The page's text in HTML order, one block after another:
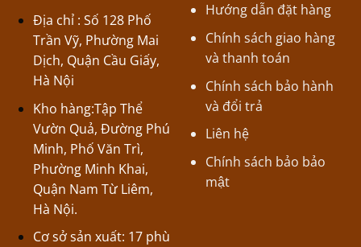
Địa chỉ : Số 128 Phố
Trần Vỹ, Phường Mai
Dịch, Quận Cầu Giấy,
Hà Nội
Kho hàng:Tập Thể
Vườn Quả, Đường Phú
Minh, Phố Văn Trì,
Phường Minh Khai,
Quận Nam Từ Liêm,
Hà Nội.
Cơ sở sản xuất: 17 phù
Hướng dẫn đặt hàng
Chính sách giao hàng
và thanh toán
Chính sách bảo hành
và đổi trả
Liên hệ
Chính sách bảo bảo
mật